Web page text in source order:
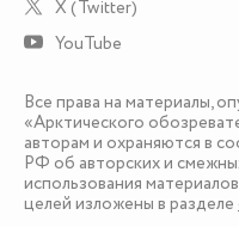
X (Twitter)
YouTube
Все права на материалы,
«Арктического
авторам и охраняются в
РФ об авторских и
использования
целей изложены в разделе